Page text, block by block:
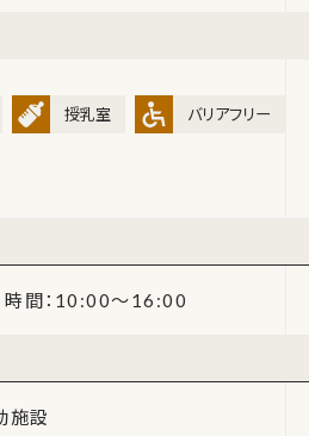
授乳室 バリアフリー
間：10:00～16:00
施設